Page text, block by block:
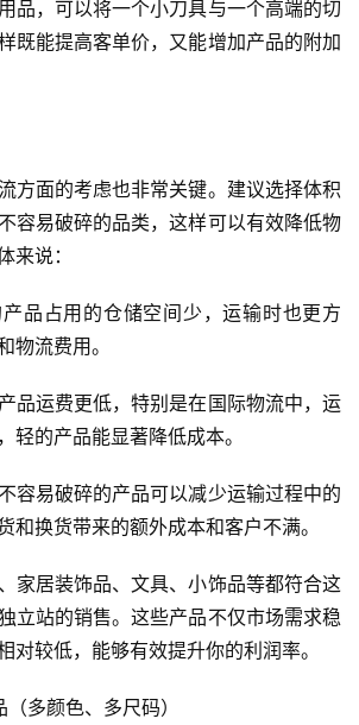
品，可以将一个小刀具与一个高端的切
既能提高客单价，又能增加产品的附加
方面的考虑也非常关键。建议选择体积
容易破碎的品类，这样可以有效降低物
来说：
品占用的仓储空间少，运输时也更方
物流费用。
品运费更低，特别是在国际物流中，运
轻的产品能显著降低成本。
容易破碎的产品可以减少运输过程中的
和换货带来的额外成本和客户不满。
家居装饰品、文具、小饰品等都符合这
立站的销售。这些产品不仅市场需求稳
对较低，能够有效提升你的利润率。
多颜色、多尺码）